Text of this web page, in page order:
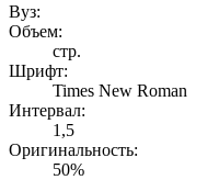
Вуз:
Объем:
стр.
Шрифт:
Times New Roman
Интервал:
1,5
Оригинальность:
50%